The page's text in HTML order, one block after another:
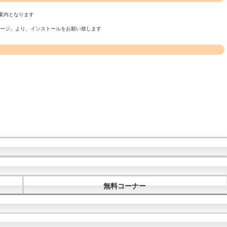
内となります
ジ」より、インストールをお願い致します
無料コーナー